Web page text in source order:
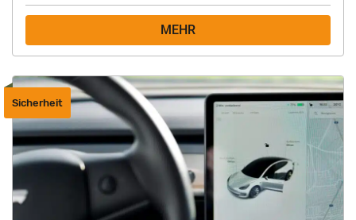
MEHR
Sicherheit